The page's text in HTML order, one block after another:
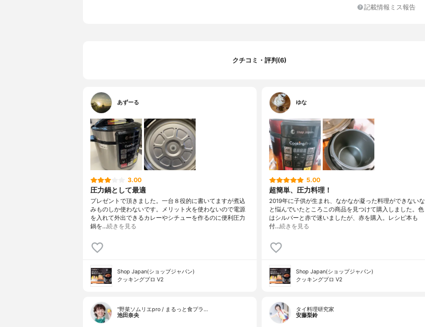
ふたの形
タイマーのタイプ
記載情報ミス報告
クチコミ・評判(6)
あずーる
3.00
圧力鍋として最適
プレゼントで頂きました。一台８役的に書いてますが煮込
みものしか使わないです。メリット火を使わないので電源
を入れて外出できるカレーやシチューを作るのに便利圧力
鍋を…続きを見る
Shop Japan(ショップジャパン)
クッキングプロ V2
ゆな
5.00
超簡単、圧力料理！
2019年に子供が生まれ、なかなか凝った料理ができないな
と悩んでいたところこの商品を見つけて購入しました。色
はシルバーと赤で迷いましたが、赤を購入。レシピ本も
付…続きを見る
Shop Japan(ショップジャパン)
クッキングプロ V2
"野菜ソムリエpro / まるっと食プラ…
池田奈央
タイ料理研究家
安藤梨鈴